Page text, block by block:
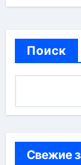
Поиск
Свежие